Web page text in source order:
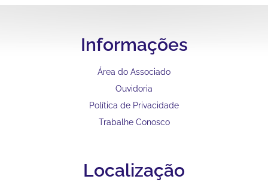
Informações
Área do Associado
Ouvidoria
Política de Privacidade
Trabalhe Conosco
Localização